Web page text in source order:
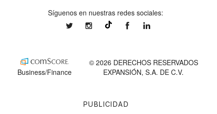
PUBLICIDAD
Síguenos en nuestras redes sociales:
expansionmxexpansionmx ExpansionMex
Business/Finance
© 2026 DERECHOS RESERVADOS
EXPANSIÓN, S.A. DE C.V.